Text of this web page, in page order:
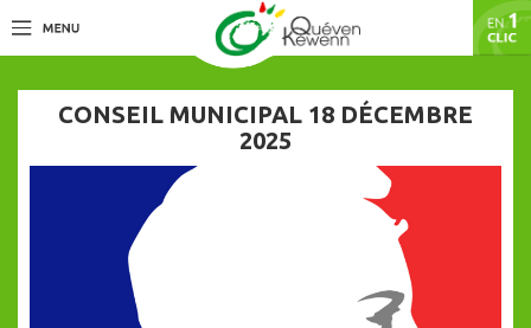
CONSEIL MUNICIPAL 18 DÉCEMBRE
2025